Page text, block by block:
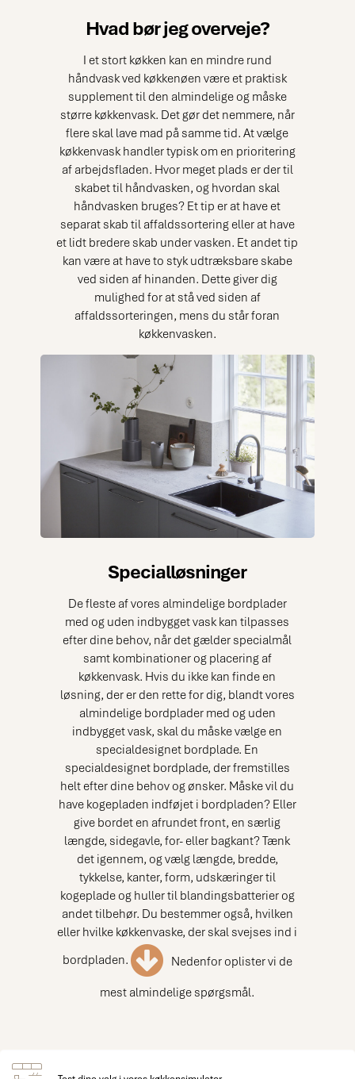
Hvad bør jeg overveje?
I et stort køkken kan en mindre rund
håndvask ved køkkenøen være et praktisk
supplement til den almindelige og måske
større køkkenvask. Det gør det nemmere, når
flere skal lave mad på samme tid. At vælge
køkkenvask handler typisk om en prioritering
af arbejdsfladen. Hvor meget plads er der til
skabet til håndvasken, og hvordan skal
håndvasken bruges? Et tip er at have et
separat skab til affaldssortering eller at have
et lidt bredere skab under vasken. Et andet tip
kan være at have to styk udtræksbare skabe
ved siden af hinanden. Dette giver dig
mulighed for at stå ved siden af
affaldssorteringen, mens du står foran
køkkenvasken.
Specialløsninger
De fleste af vores almindelige bordplader
med og uden indbygget vask kan tilpasses
efter dine behov, når det gælder specialmål
samt kombinationer og placering af
køkkenvask. Hvis du ikke kan finde en
løsning, der er den rette for dig, blandt vores
almindelige bordplader med og uden
indbygget vask, skal du måske vælge en
specialdesignet bordplade. En
specialdesignet bordplade, der fremstilles
helt efter dine behov og ønsker. Måske vil du
have kogepladen indføjet i bordpladen? Eller
give bordet en afrundet front, en særlig
længde, sidegavle, for- eller bagkant? Tænk
det igennem, og vælg længde, bredde,
tykkelse, kanter, form, udskæringer til
kogeplade og huller til blandingsbatterier og
andet tilbehør. Du bestemmer også, hvilken
eller hvilke køkkenvaske, der skal svejses ind i
bordpladen.
Nedenfor oplister vi de
mest almindelige spørgsmål.